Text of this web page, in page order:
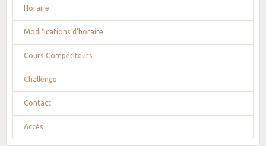
Horaire
Modifications d'horaire
Cours Compétiteurs
Challenge
Contact
Accès